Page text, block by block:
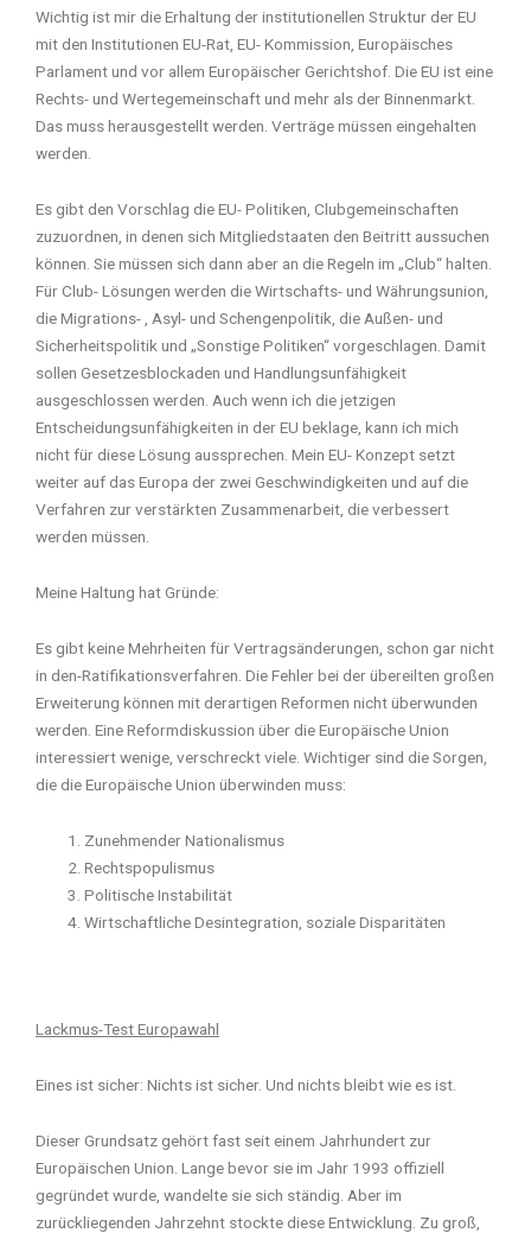
Wichtig ist mir die Erhaltung der institutionellen Struktur der EU
mit den Institutionen EU-Rat, EU- Kommission, Europäisches
Parlament und vor allem Europäischer Gerichtshof. Die EU ist eine
Rechts- und Wertegemeinschaft und mehr als der Binnenmarkt.
Das muss herausgestellt werden. Verträge müssen eingehalten
werden.
Es gibt den Vorschlag die EU- Politiken, Clubgemeinschaften
zuzuordnen, in denen sich Mitgliedstaaten den Beitritt aussuchen
können. Sie müssen sich dann aber an die Regeln im „Club“ halten.
Für Club- Lösungen werden die Wirtschafts- und Währungsunion,
die Migrations- , Asyl- und Schengenpolitik, die Außen- und
Sicherheitspolitik und „Sonstige Politiken“ vorgeschlagen. Damit
sollen Gesetzesblockaden und Handlungsunfähigkeit
ausgeschlossen werden. Auch wenn ich die jetzigen
Entscheidungsunfähigkeiten in der EU beklage, kann ich mich
nicht für diese Lösung aussprechen. Mein EU- Konzept setzt
weiter auf das Europa der zwei Geschwindigkeiten und auf die
Verfahren zur verstärkten Zusammenarbeit, die verbessert
werden müssen.
Meine Haltung hat Gründe:
Es gibt keine Mehrheiten für Vertragsänderungen, schon gar nicht
in den-Ratifikationsverfahren. Die Fehler bei der übereilten großen
Erweiterung können mit derartigen Reformen nicht überwunden
werden. Eine Reformdiskussion über die Europäische Union
interessiert wenige, verschreckt viele. Wichtiger sind die Sorgen,
die die Europäische Union überwinden muss:
Zunehmender Nationalismus
Rechtspopulismus
Politische Instabilität
Wirtschaftliche Desintegration, soziale Disparitäten
Lackmus-Test Europawahl
Eines ist sicher: Nichts ist sicher. Und nichts bleibt wie es ist.
Dieser Grundsatz gehört fast seit einem Jahrhundert zur
Europäischen Union. Lange bevor sie im Jahr 1993 offiziell
gegründet wurde, wandelte sie sich ständig. Aber im
zurückliegenden Jahrzehnt stockte diese Entwicklung. Zu groß,